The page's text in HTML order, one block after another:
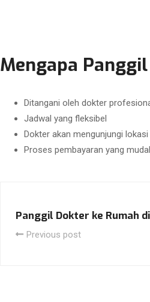
Mengapa
Ditangani oleh dokter
Jadwal yang fleksibel
Dokter akan mengunjungi
Proses pembayaran yang
Panggil Dokter ke Rumah
Previous post